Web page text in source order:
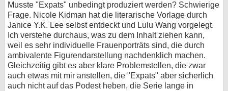
Musste "Expats" unbedingt produziert werden? Schwierige
Frage. Nicole Kidman hat die literarische Vorlage durch
Janice Y.K. Lee selbst entdeckt und Lulu Wang vorgelegt.
Ich verstehe durchaus, was zu dem Inhalt ziehen kann,
weil es sehr individuelle Frauenporträts sind, die durch
ambivalente Figurendarstellung nachdenklich machen.
Gleichzeitig gibt es aber klare Problemstellen, die zwar
auch etwas mit mir anstellen, die "Expats" aber sicherlich
auch nicht auf das Podest heben, die Serie lange in